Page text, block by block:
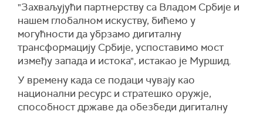
"Захваљујући партнерству са Владом Србије и
нашем глобалном искуству, бићемо у
могућности да убрзамо дигиталну
трансформацију Србије, успоставимо мост
између запада и истока", истакао је Муршид.
У времену када се подаци чувају као
национални ресурс и стратешко оружје,
способност државе да обезбеди дигиталну